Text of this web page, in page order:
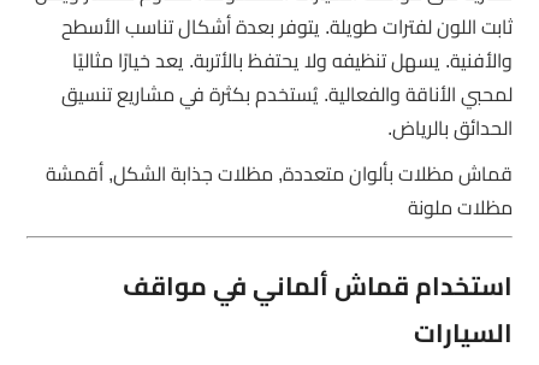
ثابت اللون لفترات طويلة. يتوفر بعدة أشكال تناسب الأسطح
والأفنية. يسهل تنظيفه ولا يحتفظ بالأتربة. يعد خيارًا مثاليًا
لمحبي الأناقة والفعالية. يُستخدم بكثرة في مشاريع تنسيق
الحدائق بالرياض.
قماش مظلات بألوان متعددة, مظلات جذابة الشكل, أقمشة
مظلات ملونة
استخدام قماش ألماني في مواقف
السيارات